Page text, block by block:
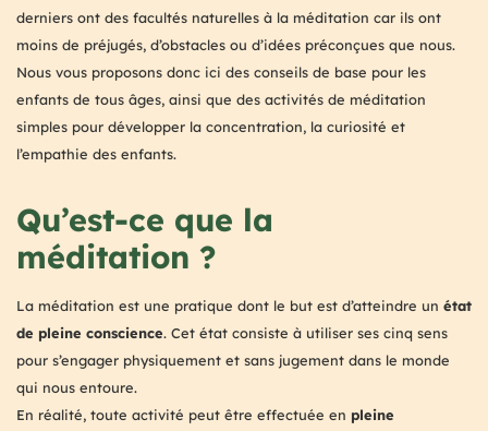
derniers ont des facultés naturelles à la méditation car ils ont
moins de préjugés, d’obstacles ou d’idées préconçues que nous.
Nous vous proposons donc ici des conseils de base pour les
enfants de tous âges, ainsi que des activités de méditation
simples pour développer la concentration, la curiosité et
l’empathie des enfants.
Qu’est-ce que la
méditation ?
La méditation est une pratique dont le but est d’atteindre un état
de pleine conscience. Cet état consiste à utiliser ses cinq sens
pour s’engager physiquement et sans jugement dans le monde
qui nous entoure.
En réalité, toute activité peut être effectuée en pleine